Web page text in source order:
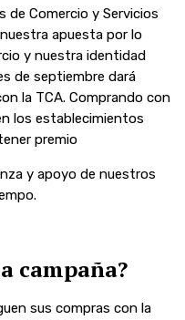
de Comercio y Servicios
nuestra apuesta por lo
y nuestra identidad
de septiembre dará
la TCA. Comprando con
los establecimientos
premio
y apoyo de nuestros
campaña?
sus compras con la